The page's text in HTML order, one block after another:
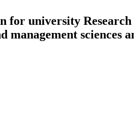
university
management